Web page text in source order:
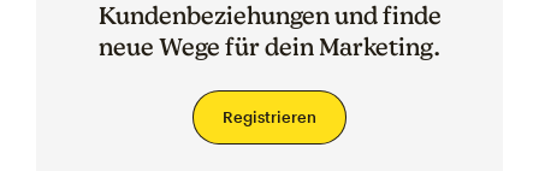
Kundenbeziehungen und finde
neue Wege für dein Marketing.
Registrieren